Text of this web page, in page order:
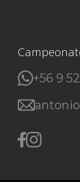
+56 9